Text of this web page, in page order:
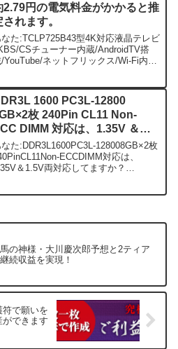
2.79円の電気料金がかかると推
されます。
なた:TCLP725B43型4K対応液晶テレビ
CSチューナー内蔵/AndroidTV搭
YouTube/ネットフリックス/Wi-Fi内蔵/
液晶...
1600 PC3L-12800
枚 240Pin CL11 Non-
DIMM 対応は、1.35V ＆
両対応してますか？
た:DDR3L1600PC3L-128008GB×2枚
ECCDIMM対応は、
＆1.5V両対応してますか？
の神様・大川慶次郎予想と2ティア
続収益を実現！
で願いを
できます